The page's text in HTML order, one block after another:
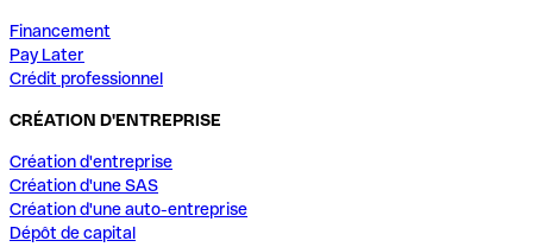
Financement
Pay Later
Crédit professionnel
CRÉATION D'ENTREPRISE
Création d'entreprise
Création d'une SAS
Création d'une auto-entreprise
Dépôt de capital